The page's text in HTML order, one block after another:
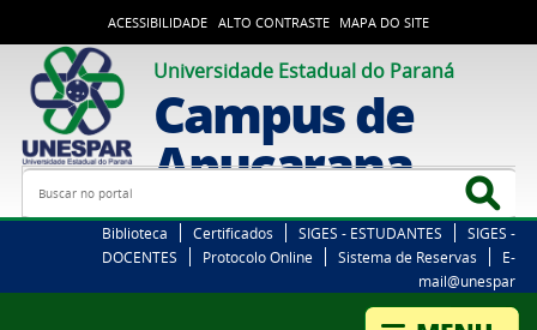
ACESSIBILIDADE ALTO CONTRASTE MAPA DO SITE
Universidade Estadual do Paraná
Campus de
Apucarana
Busca
Biblioteca Certificados SIGES - ESTUDANTES
SIGES -
DOCENTES
Protocolo Online Sistema de Reservas
E-
mail@unespar